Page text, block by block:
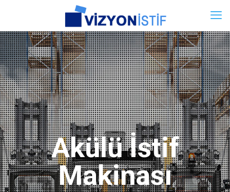
Akülü İstif
Makinası